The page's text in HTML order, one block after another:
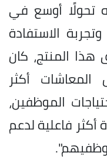
تحولًا أوسع في
الاستفادة
المنتج، كان
أكثر
الموظفين،
أكثر فاعلية لدعم